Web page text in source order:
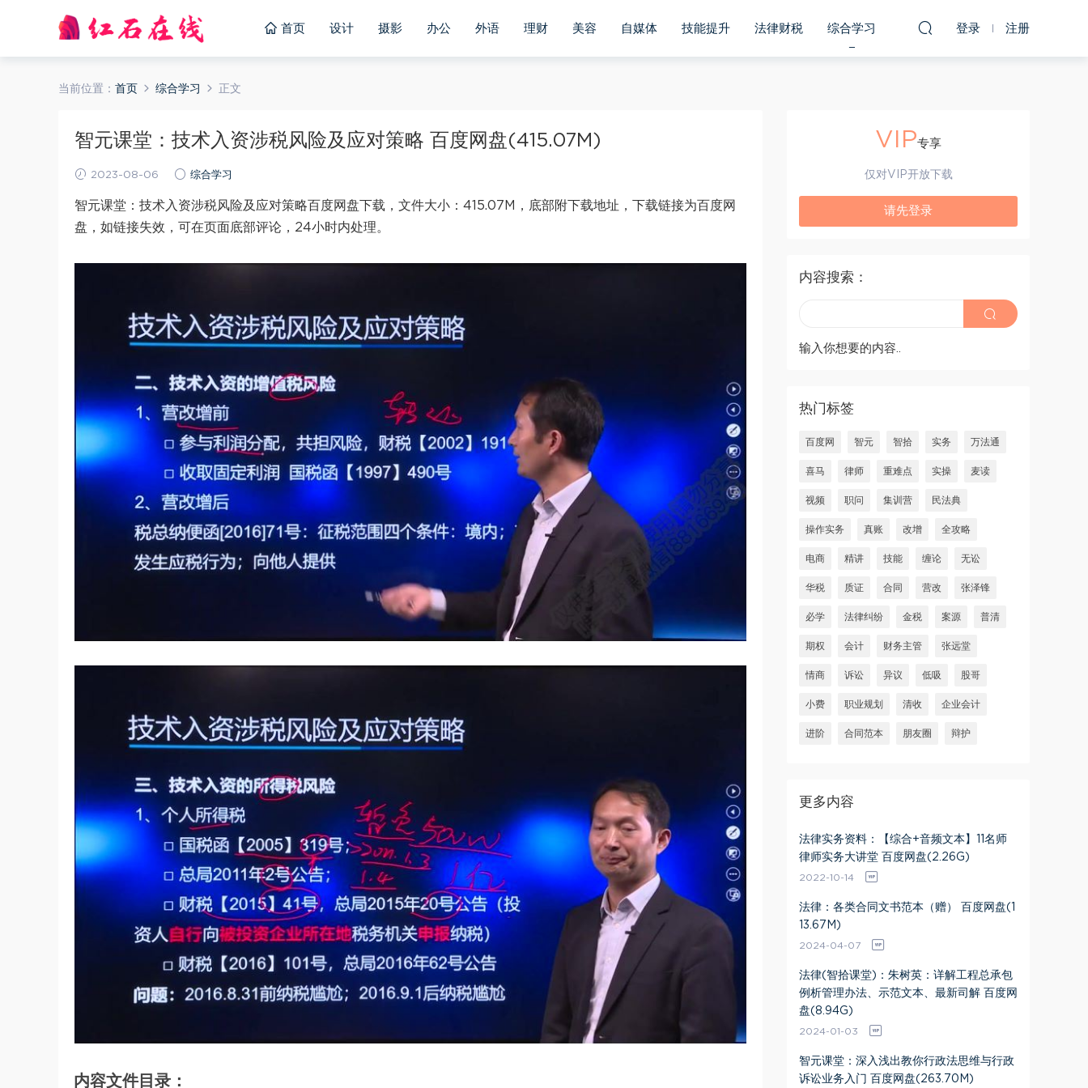
首页 设计 摄影 办公 外语 理财 美容 自媒体 技能提升 法律财税 综合学习 登录 注册
当前位置： 首页 综合学习 正文
智元课堂：技术入资涉税风险及应对策略 百度网盘(415.07M)
2023-08-06 综合学习
智元课堂：技术入资涉税风险及应对策略百度网盘下载，文件大小：415.07M，底部附下载地址，下载链接为百度网
盘，如链接失效，可在页面底部评论，24小时内处理。
内容文件目录：
VIP专享
仅对VIP开放下载
请先登录
内容搜索：
输入你想要的内容..
热门标签
百度网 智元 智拾 实务 万法通
喜马 律师 重难点 实操 麦读
视频 职问 集训营 民法典
操作实务 真账 改增 全攻略
电商 精讲 技能 缠论 无讼
华税 质证 合同 营改 张泽锋
必学 法律纠纷 金税 案源 普清
期权 会计 财务主管 张远堂
情商 诉讼 异议 低吸 股哥
小费 职业规划 清收 企业会计
进阶 合同范本 朋友圈 辩护
更多内容
法律实务资料：【综合+音频文本】11名师
律师实务大讲堂 百度网盘(2.26G)
2022-10-14
法律：各类合同文书范本（赠） 百度网盘(1
13.67M)
2024-04-07
法律(智拾课堂)：朱树英：详解工程总承包
例析管理办法、示范文本、最新司解 百度网
盘(8.94G)
2024-01-03
智元课堂：深入浅出教你行政法思维与行政
诉讼业务入门 百度网盘(263.70M)